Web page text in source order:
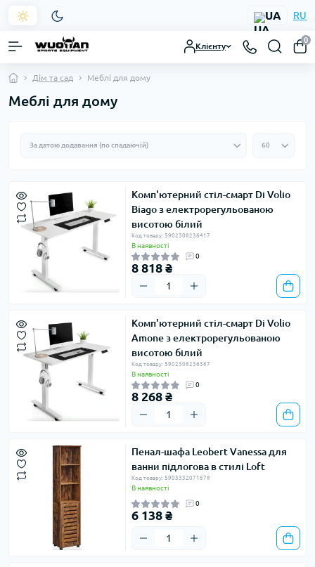
UA RU
Клієнту
0
Дім та сад Меблі для дому
Меблі для дому
Комп'ютерний стіл-смарт Di Volio
Biago з електрорегульованою
висотою білий
Код товару: 5902308236417
В наявності
0
8 818 ₴
Комп'ютерний стіл-смарт Di Volio
Amone з електрорегульованою
висотою білий
Код товару: 5902308236387
В наявності
0
8 268 ₴
Пенал-шафа Leobert Vanessa для
ванни підлогова в стилі Loft
Код товару: 5903332071678
В наявності
0
6 138 ₴